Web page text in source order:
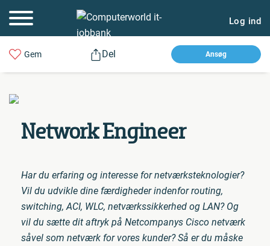
Log ind
Gem Del Ansøg
Network Engineer
Har du erfaring og interesse for netværksteknologier?
Vil du udvikle dine færdigheder indenfor routing,
switching, ACI, WLC, netværkssikkerhed og LAN? Og
vil du sætte dit aftryk på Netcompanys Cisco netværk
såvel som netværk for vores kunder? Så er du måske